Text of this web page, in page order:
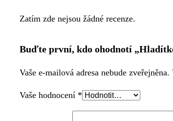
Zatím zde nejsou žádné recenze.
Buďte první, kdo ohodnotí
Vaše e-mailová adresa nebude zveřejněna.
Vaše hodnocení *